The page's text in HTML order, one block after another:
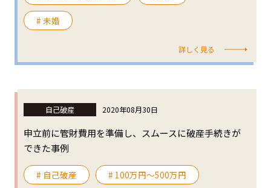
# 未婚
詳しく見る
自己破産 2020年08月30日
申立前に管財費用を準備し、スムースに破産手続きが
できた事例
# 自己破産 # 100万円〜500万円